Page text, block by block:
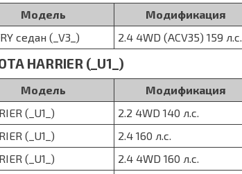
Модель Модификация
седан (_V3_)
2.4 4WD (ACV35) 159 л.с.
HARRIER (_U1_)
Модель Модификация
(_U1_)
2.2 4WD 140 л.с.
(_U1_)
2.4 160 л.с.
(_U1_)
2.4 4WD 160 л.с.